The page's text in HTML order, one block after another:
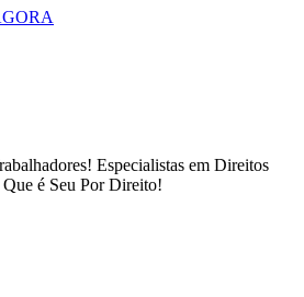
Especialistas em Direitos
é Seu Por Direito!